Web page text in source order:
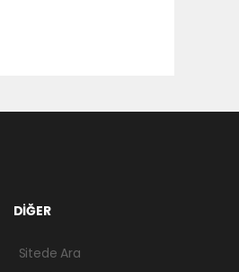
DİĞER
Sitede Ara